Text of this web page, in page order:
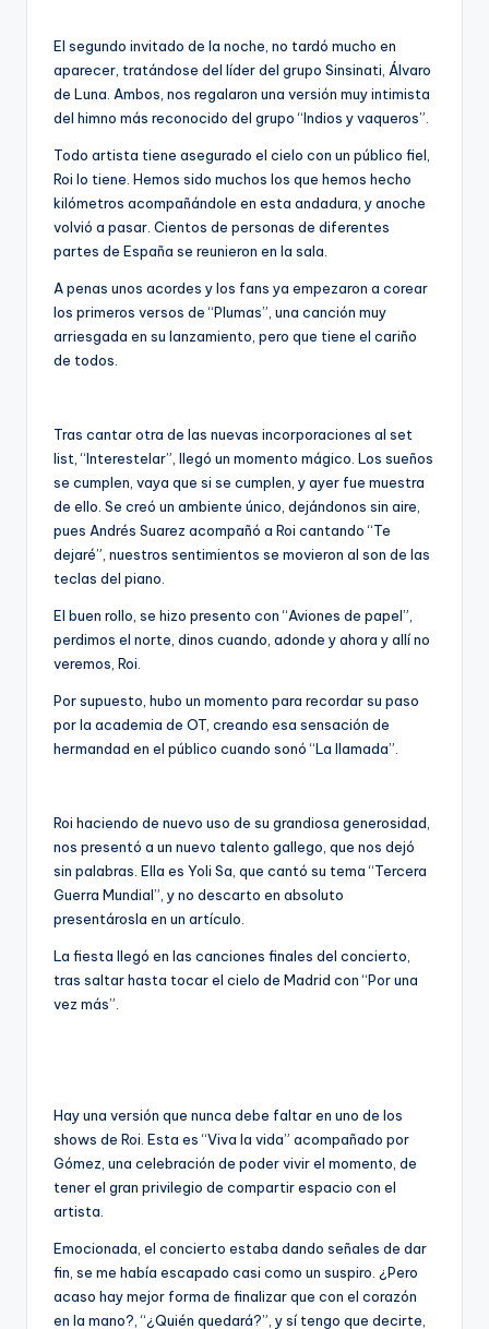
El segundo invitado de la noche, no tardó mucho en
aparecer, tratándose del líder del grupo Sinsinati, Álvaro
de Luna. Ambos, nos regalaron una versión muy intimista
del himno más reconocido del grupo “Indios y vaqueros”.
Todo artista tiene asegurado el cielo con un público fiel,
Roi lo tiene. Hemos sido muchos los que hemos hecho
kilómetros acompañándole en esta andadura, y anoche
volvió a pasar. Cientos de personas de diferentes
partes de España se reunieron en la sala.
A penas unos acordes y los fans ya empezaron a corear
los primeros versos de “Plumas”, una canción muy
arriesgada en su lanzamiento, pero que tiene el cariño
de todos.
Tras cantar otra de las nuevas incorporaciones al set
list, “Interestelar”, llegó un momento mágico. Los sueños
se cumplen, vaya que si se cumplen, y ayer fue muestra
de ello. Se creó un ambiente único, dejándonos sin aire,
pues Andrés Suarez acompañó a Roi cantando “Te
dejaré”, nuestros sentimientos se movieron al son de las
teclas del piano.
El buen rollo, se hizo presento con “Aviones de papel”,
perdimos el norte, dinos cuando, adonde y ahora y allí no
veremos, Roi.
Por supuesto, hubo un momento para recordar su paso
por la academia de OT, creando esa sensación de
hermandad en el público cuando sonó “La llamada”.
Roi haciendo de nuevo uso de su grandiosa generosidad,
nos presentó a un nuevo talento gallego, que nos dejó
sin palabras. Ella es Yoli Sa, que cantó su tema “Tercera
Guerra Mundial”, y no descarto en absoluto
presentárosla en un artículo.
La fiesta llegó en las canciones finales del concierto,
tras saltar hasta tocar el cielo de Madrid con “Por una
vez más”.
Hay una versión que nunca debe faltar en uno de los
shows de Roi. Esta es “Viva la vida” acompañado por
Gómez, una celebración de poder vivir el momento, de
tener el gran privilegio de compartir espacio con el
artista.
Emocionada, el concierto estaba dando señales de dar
fin, se me había escapado casi como un suspiro. ¿Pero
acaso hay mejor forma de finalizar que con el corazón
en la mano?, “¿Quién quedará?”, y sí tengo que decirte,